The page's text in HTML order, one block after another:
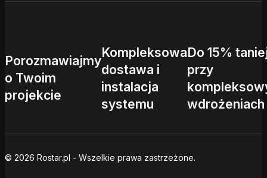
Porozmawiajmy
o Twoim
projekcie
Kompleksowa
dostawa i
instalacja
systemu
Do 15%
przy
wdrożeniach
© 2026 Rostar.pl - Wszelkie prawa zastrzeżone.